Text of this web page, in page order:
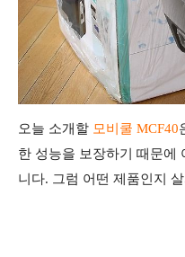
오늘 소개할 모비쿨 MCF40
한 성능을 보장하기 때문에
니다. 그럼 어떤 제품인지